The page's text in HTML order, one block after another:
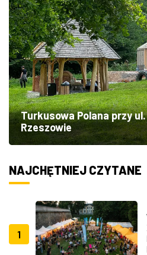
Turkusowa Polana przy
Rzeszowie
NAJCHĘTNIEJ CZYTANE
1